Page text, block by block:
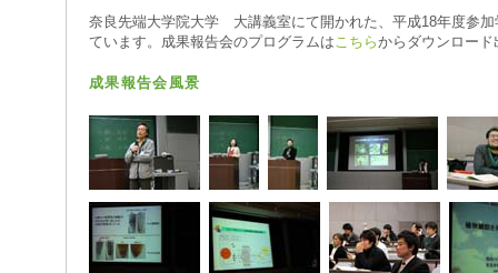
奈良先端大学院大学 大講義室にて開かれた、平成18年度参
ています。成果報告会のプログラムは こちらからダウンロード
成果報告会風景